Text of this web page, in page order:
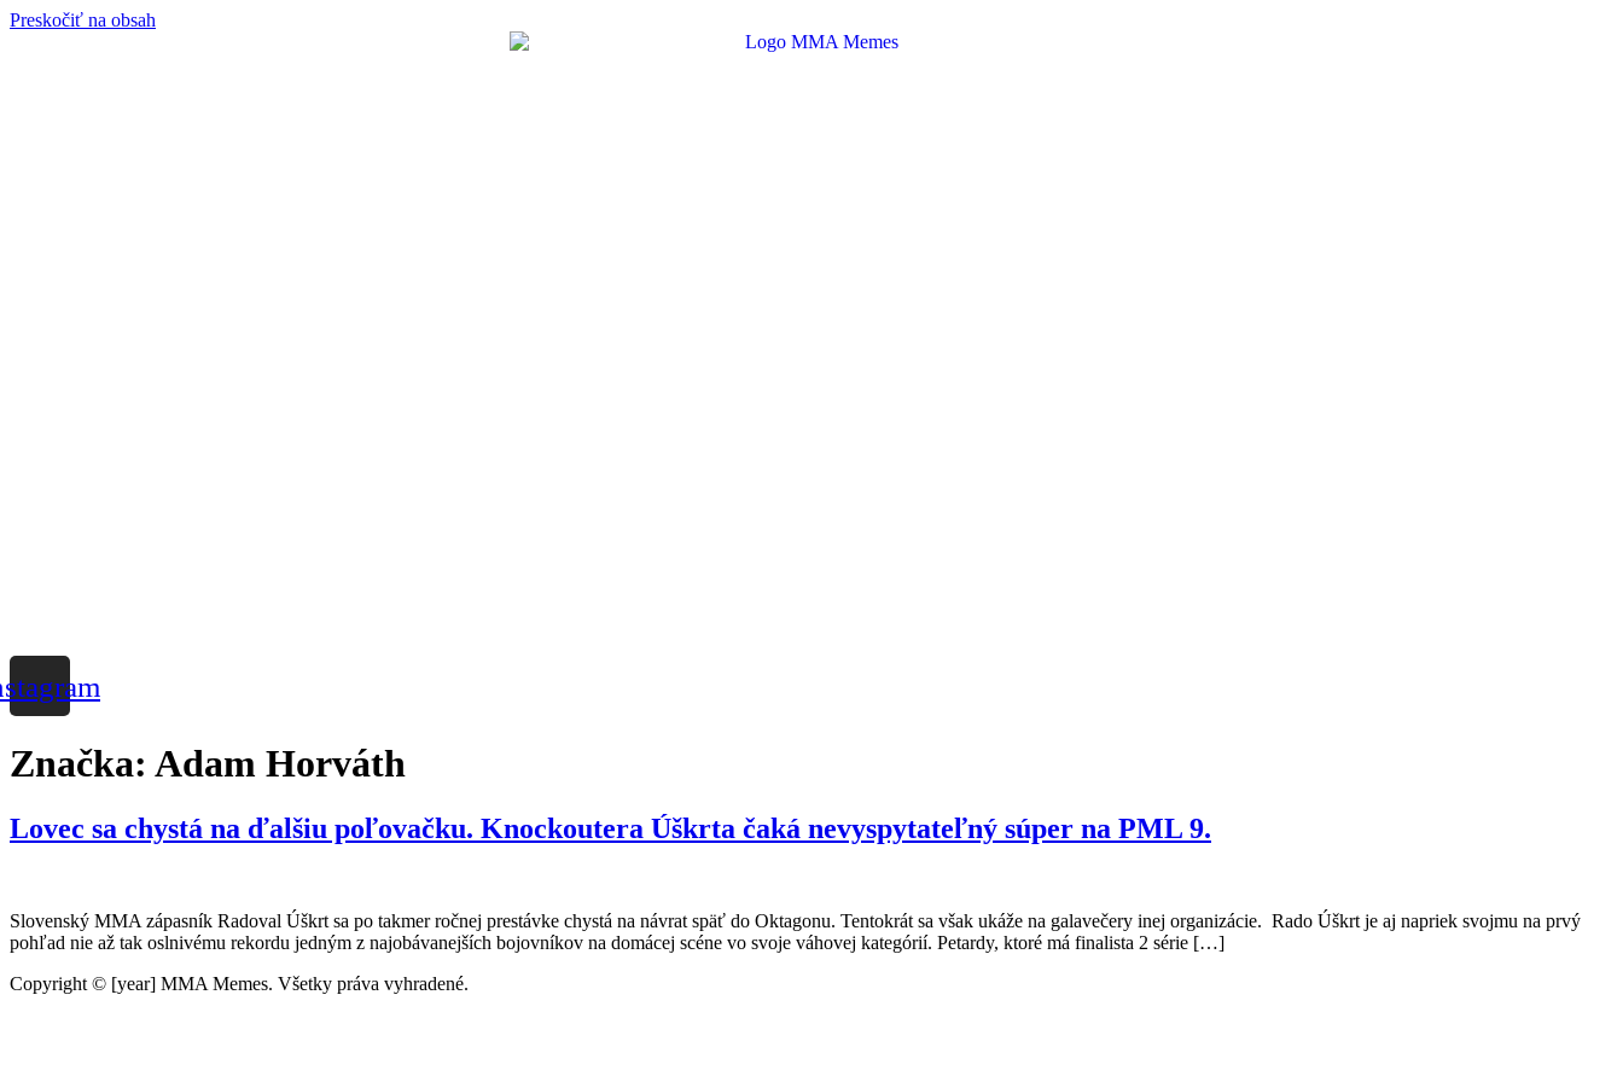
Preskočiť na obsah
Značka: Adam Horváth
Lovec sa chystá na ďalšiu poľovačku. Knockoutera Úškrta čaká nevyspytateľný súper na PML 9.
Slovenský MMA zápasník Radoval Úškrt sa po takmer ročnej prestávke chystá na návrat späť do Oktagonu. Tentokrát sa však ukáže na galavečery inej organizácie. Rado Úškrt je aj napriek svojmu na prvý
pohľad nie až tak oslnivému rekordu jedným z najobávanejších bojovníkov na domácej scéne vo svoje váhovej kategórií. Petardy, ktoré má finalista 2 série […]
Copyright © [year] MMA Memes. Všetky práva vyhradené.